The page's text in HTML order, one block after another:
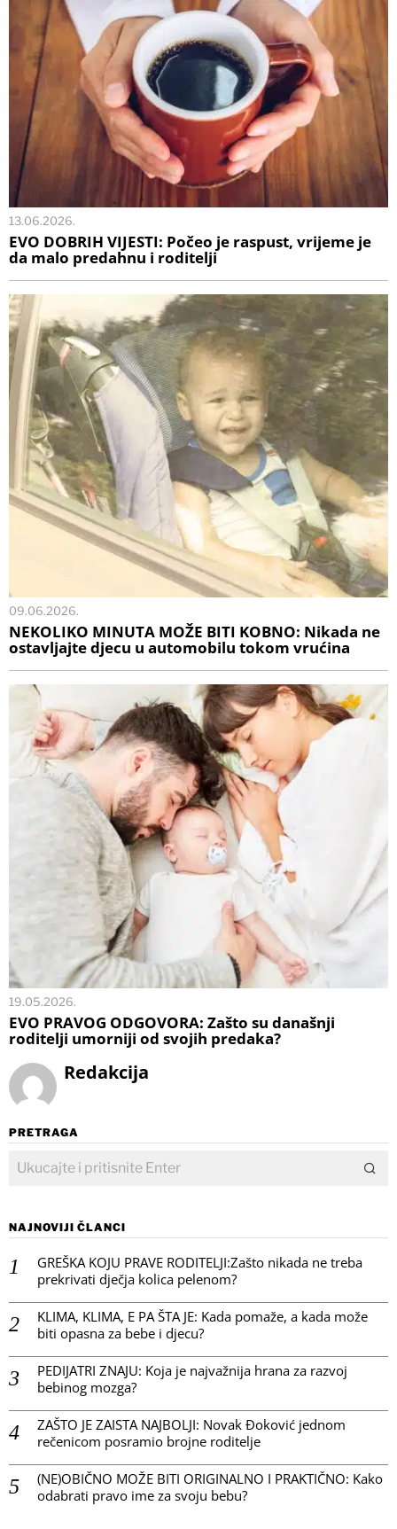
13.06.2026.
EVO DOBRIH VIJESTI: Počeo je raspust, vrijeme je
da malo predahnu i roditelji
09.06.2026.
NEKOLIKO MINUTA MOŽE BITI KOBNO: Nikada ne
ostavljajte djecu u automobilu tokom vrućina
19.05.2026.
EVO PRAVOG ODGOVORA: Zašto su današnji
roditelji umorniji od svojih predaka?
Redakcija
PRETRAGA
NAJNOVIJI ČLANCI
GREŠKA KOJU PRAVE RODITELJI:Zašto nikada ne treba
prekrivati dječja kolica pelenom?
KLIMA, KLIMA, E PA ŠTA JE: Kada pomaže, a kada može
biti opasna za bebe i djecu?
PEDIJATRI ZNAJU: Koja je najvažnija hrana za razvoj
bebinog mozga?
ZAŠTO JE ZAISTA NAJBOLJI: Novak Đoković jednom
rečenicom posramio brojne roditelje
(NE)OBIČNO MOŽE BITI ORIGINALNO I PRAKTIČNO: Kako
odabrati pravo ime za svoju bebu?